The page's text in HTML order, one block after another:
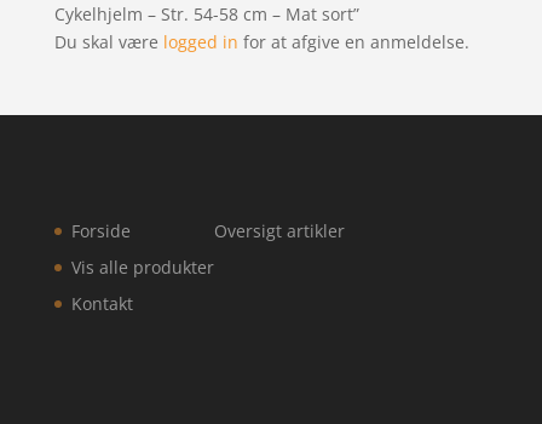
Cykelhjelm – Str. 54-58 cm – Mat sort”
Du skal være logged in for at afgive en anmeldelse.
Forside
Vis alle produkter
Kontakt
Oversigt artikler